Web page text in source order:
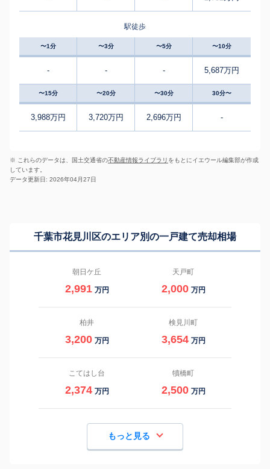
駅徒歩
〜1分 〜3分 〜5分 〜10分
- - - 5,687万円
〜15分 〜20分 〜30分 30分〜
3,988万円 3,720万円 2,696万円 -
※ これらのデータは、国土交通省の不動産情報ライブラリ をもとにイエウール編集部が作成
しています。
データ更新日: 2026年04月27日
千葉市花見川区のエリア別の一戸建て売却相場
朝日ケ丘
2,991 万円
天戸町
2,000 万円
柏井
3,200 万円
検見川町
3,654 万円
こてはし台
2,374 万円
犢橋町
2,500 万円
もっと見る